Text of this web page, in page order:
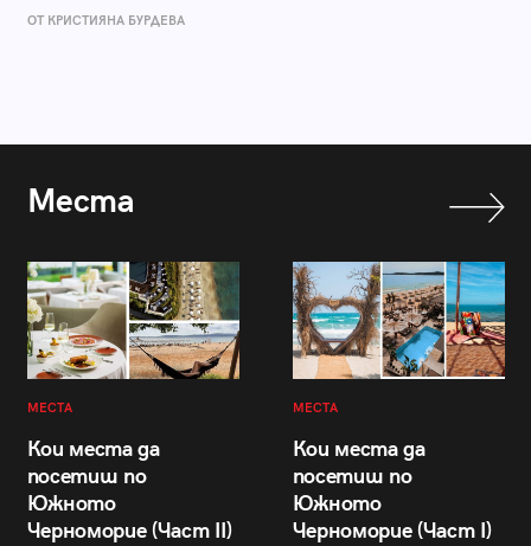
ОТ КРИСТИЯНА БУРДЕВА
Места
МЕСТА
Кои места да
посетиш по
Южното
Черноморие (Част II)
МЕСТА
Кои места да
посетиш по
Южното
Черноморие (Част I)